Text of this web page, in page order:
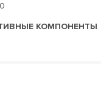
0
КОМПОНЕНТЫ